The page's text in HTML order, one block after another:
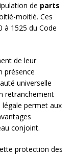
de parts
moitié. Ces
à 1525 du Code
de leur
présence
universelle
retranchement
permet aux
conjoint.
protection des